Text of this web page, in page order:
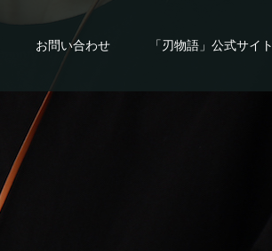
お問い合わせ 「刃物語」公式サイト